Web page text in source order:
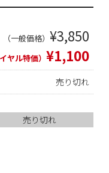
（一般価格） ¥3,850
ヤル特価） ¥1,100
売り切れ
売り切れ